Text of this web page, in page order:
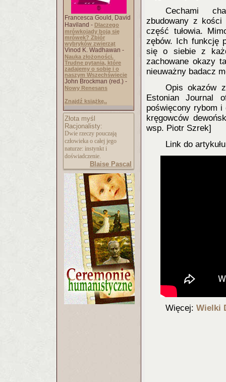
Francesca Gould, David
Haviland - Dlaczego
mrówkojady boją się
mrówek? Zbiór
wybryków zwierząt
Vinod K. Wadhawan -
Nauka złożoności.
Trudne pytania, które
zadajemy o sobie i o
naszym Wszechświecie
John Brockman (red.) -
Nowy Renesans
Znajdź książkę..
Złota myśl
Racjonalisty:
Dwie rzeczy pouczają
człowieka o całej jego
naturze: instynkt i
doświadczenie.
Blaise Pascal
Cechami
zbudowany z kości
część tułowia.
zębów. Ich funkcję
się o siebie z
zachowane okazy
nieuważny badacz
Opis okazów
Estonian Journal
poświęcony rybom i
kręgowców
wsp. Piotr Szrek]
Link do
Więcej: Wielki